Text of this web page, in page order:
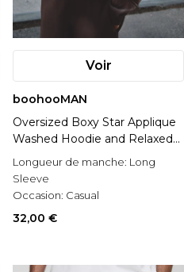
Voir
boohooMAN
Oversized Boxy Star Applique
Washed Hoodie and Relaxed
Flare Jogger Tracksuit
Longueur de manche: Long
Sleeve
Occasion: Casual
Style: Plain Long Tracksuit
32,00 €